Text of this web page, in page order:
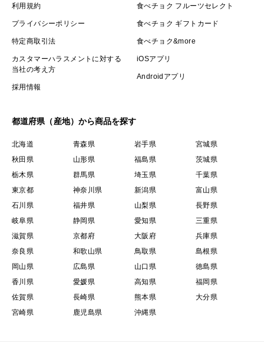
利用規約
プライバシーポリシー
特定商取引法
カスタマーハラスメントに対する
当社の考え方
採用情報
食べチョク フルーツセレクト
食べチョク ギフトカード
食べチョク&more
iOSアプリ
Androidアプリ
都道府県（産地）から商品を探す
北海道 青森県 岩手県
宮城県
秋田県
山形県 福島県
茨城県
栃木県
群馬県 埼玉県
千葉県
東京都
神奈川県 新潟県
富山県
石川県
福井県 山梨県
長野県
岐阜県
静岡県 愛知県
三重県
滋賀県
京都府 大阪府
兵庫県
奈良県
和歌山県 鳥取県
島根県
岡山県
広島県 山口県
徳島県
香川県
愛媛県 高知県
福岡県
佐賀県
長崎県 熊本県
大分県
宮崎県
鹿児島県 沖縄県